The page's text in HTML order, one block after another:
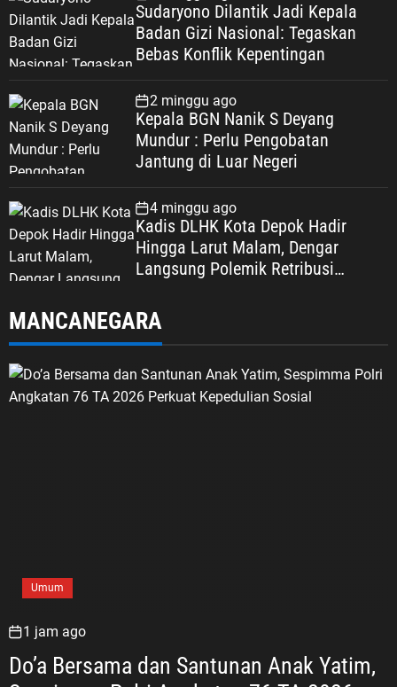
Sudaryono Dilantik Jadi Kepala
Badan Gizi Nasional: Tegaskan
Bebas Konflik Kepentingan
2 minggu ago
Kepala BGN Nanik S Deyang
Mundur : Perlu Pengobatan
Jantung di Luar Negeri
4 minggu ago
Kadis DLHK Kota Depok Hadir
Hingga Larut Malam, Dengar
Langsung Polemik Retribusi
MANCANEGARA
Umum
1 jam ago
Do’a Bersama dan Santunan Anak Yatim,